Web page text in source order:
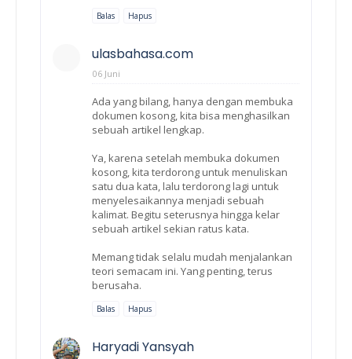
Balas Hapus
ulasbahasa.com
06 Juni
Ada yang bilang, hanya dengan membuka
dokumen kosong, kita bisa menghasilkan
sebuah artikel lengkap.
Ya, karena setelah membuka dokumen
kosong, kita terdorong untuk menuliskan
satu dua kata, lalu terdorong lagi untuk
menyelesaikannya menjadi sebuah
kalimat. Begitu seterusnya hingga kelar
sebuah artikel sekian ratus kata.
Memang tidak selalu mudah menjalankan
teori semacam ini. Yang penting, terus
berusaha.
Balas Hapus
Haryadi Yansyah